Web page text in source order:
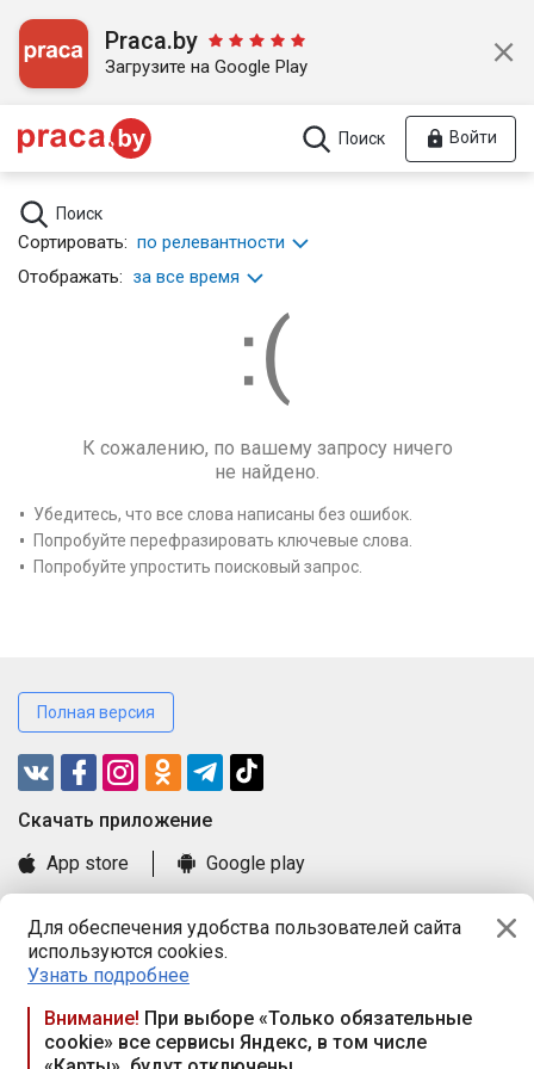
Для обеспечения удобства пользователей сайта
используются cookies.
Узнать подробнее
Внимание! При выборе «Только обязательные
cookie» все сервисы Яндекс, в том числе
Praca.by
Загрузите на Google Play
Поиск Войти
Поиск
Сортировать: по релевантности
Отображать: за все время
К сожалению, по вашему запросу ничего
не найдено.
Убедитесь, что все слова написаны без ошибок.
Попробуйте перефразировать ключевые слова.
Попробуйте упростить поисковый запрос.
Полная версия
Cкачать приложение
App store
Google play
Книга замечаний и предложений
Правила и документы
Praca.by © 2000—2026, ООО «ПРАЦА БАЙ»
Республика Беларусь, 220114, г. Минск, пр-т Независимости
117а, пом. № 9.